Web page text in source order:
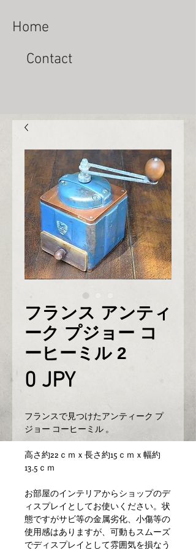
Home
Contact
フランス アンティ
ーク プジョー コ
ーヒーミル 2
0 JPYPrix
フランスで見つけたアンティーク プ
ジョー コーヒーミル 。
高さ約22ｃｍｘ長さ約15ｃｍｘ幅約
13.5ｃｍ
お部屋のインテリアからショップのデ
ィスプレイとしてお使いください。状
態ですがサビ等の金属劣化、小傷等の
使用感はありますが、可動もスムーズ
でディスプレイとして雰囲気を損なう